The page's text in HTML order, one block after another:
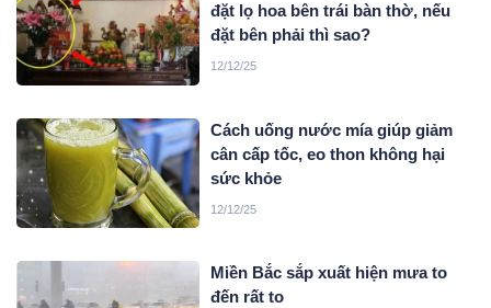
đặt lọ hoa bên trái bàn thờ, nếu
đặt bên phải thì sao?
12/12/25
Cách uống nước mía giúp giảm
cân cấp tốc, eo thon không hại
sức khỏe
12/12/25
Miền Bắc sắp xuất hiện mưa to
đến rất to